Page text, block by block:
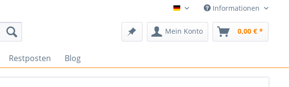
Deutsch Informationen
Mein Konto 0,00 € *
Restposten Blog